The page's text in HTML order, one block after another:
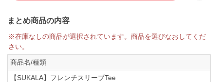
まとめ商品の内容
※在庫なしの商品が選択されています。商品を選びなおしてくだ
さい。
商品名/種類
【SUKALA】フレンチスリーブTee